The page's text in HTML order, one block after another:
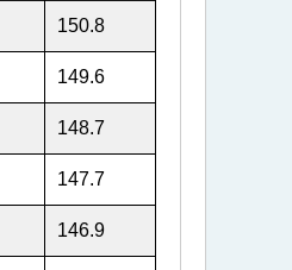
150.8
149.6
148.7
147.7
146.9